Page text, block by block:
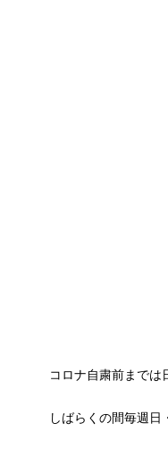
コロナ自粛前までは
しばらくの間毎週